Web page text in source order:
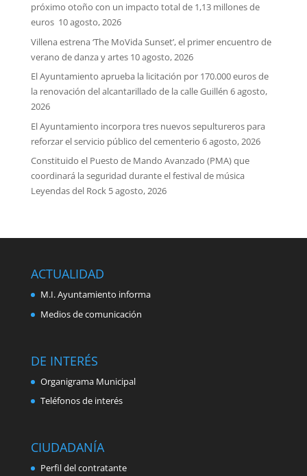
próximo otoño con un impacto total de 1,13 millones de
euros 10 agosto, 2026
Villena estrena ‘The MoVida Sunset’, el primer encuentro de
verano de danza y artes 10 agosto, 2026
El Ayuntamiento aprueba la licitación por 170.000 euros de
la renovación del alcantarillado de la calle Guillén 6 agosto,
2026
El Ayuntamiento incorpora tres nuevos sepultureros para
reforzar el servicio público del cementerio 6 agosto, 2026
Constituido el Puesto de Mando Avanzado (PMA) que
coordinará la seguridad durante el festival de música
Leyendas del Rock 5 agosto, 2026
ACTUALIDAD
M.I. Ayuntamiento informa
Medios de comunicación
DE INTERÉS
Organigrama Municipal
Teléfonos de interés
CIUDADANÍA
Perfil del contratante